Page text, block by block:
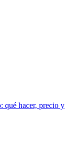
: qué hacer, precio y